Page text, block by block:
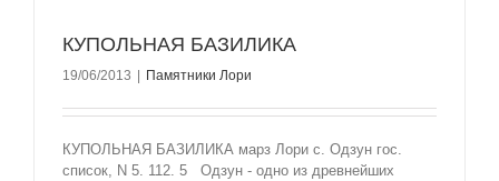
КУПОЛЬНАЯ БАЗИЛИКА
19/06/2013 | Памятники Лори
КУПОЛЬНАЯ БАЗИЛИКА марз Лори с. Одзун гос.
список, N 5. 112. 5 Одзун - одно из древнейших